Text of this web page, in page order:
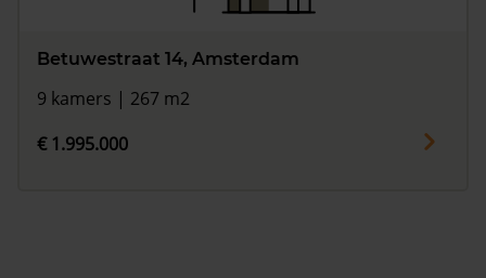
Betuwestraat 14, Amsterdam
9 kamers | 267 m2
€ 1.995.000